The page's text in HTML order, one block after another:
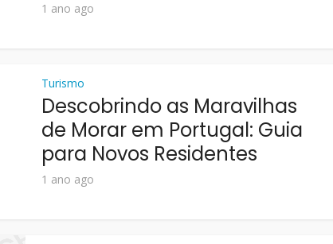
1 ano ago
Turismo
Descobrindo as Maravilhas
de Morar em Portugal: Guia
para Novos Residentes
1 ano ago